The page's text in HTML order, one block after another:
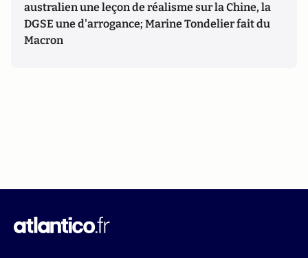
australien une leçon de réalisme sur la Chine, la
DGSE une d'arrogance; Marine Tondelier fait du
Macron